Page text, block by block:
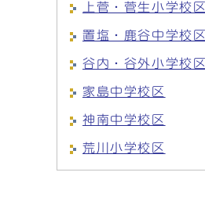
上菅・菅生小学校区
置塩・鹿谷中学校区
谷内・谷外小学校区
家島中学校区
神南中学校区
荒川小学校区